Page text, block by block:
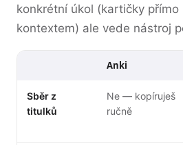
konkrétní úkol (kartičky
kontextem) ale vede nástroj
Anki
Sběr z
titulků
Ne — kopíruješ
ručně